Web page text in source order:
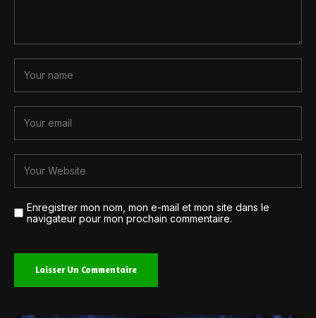
Enregistrer mon nom, mon e-mail et mon site dans le
navigateur pour mon prochain commentaire.